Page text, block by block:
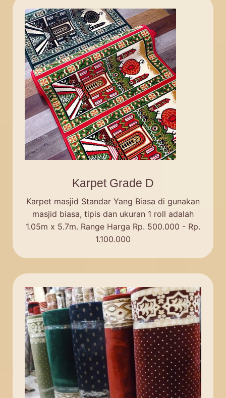
Karpet Grade D
Karpet masjid Standar Yang Biasa di gunakan
masjid biasa, tipis dan ukuran 1 roll adalah
1.05m x 5.7m. Range Harga Rp. 500.000 - Rp.
1.100.000